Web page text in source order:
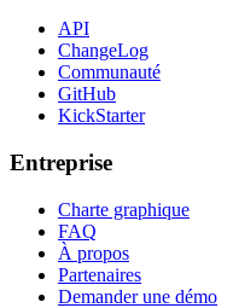
API
ChangeLog
Communauté
GitHub
KickStarter
Entreprise
Charte graphique
FAQ
À propos
Partenaires
Demander une démo